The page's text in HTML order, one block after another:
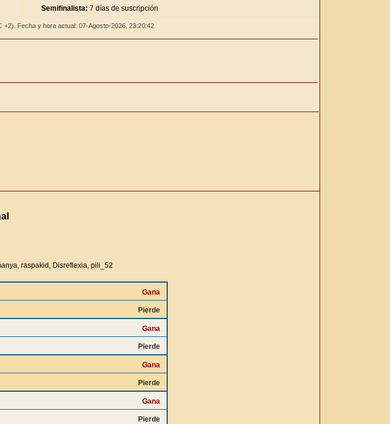
Semifinalista: 7 días de suscripción
Fecha y hora actual: 07-Agosto-2026, 23:20:42
raspakid, Disreflexia, pili_52
Gana
Pierde
Gana
Pierde
Gana
Pierde
Gana
Pierde